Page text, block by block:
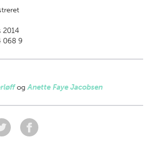
2014
068 9
ogAnette Faye Jacobsen